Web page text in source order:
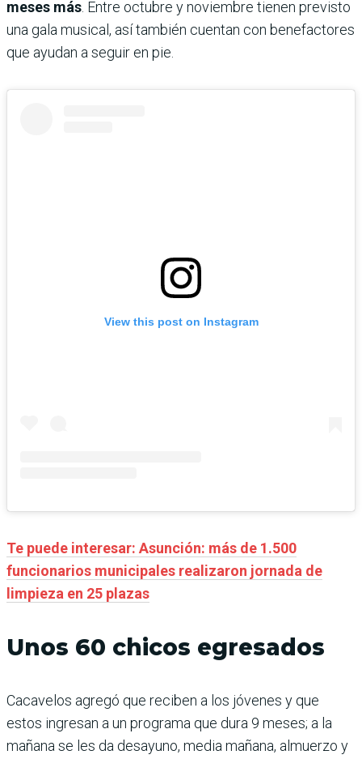
meses más . Entre octubre y noviembre tienen previsto
una gala musical, así también cuentan con benefactores
que ayudan a seguir en pie.
View this post on Instagram
Te puede interesar: Asunción: más de 1.500
funcionarios municipales realizaron jornada de
limpieza en 25 plazas
Unos 60 chicos egresados
Cacavelos agregó que reciben a los jóvenes y que
estos ingresan a un programa que dura 9 meses; a la
mañana se les da desayuno, media mañana, almuerzo y